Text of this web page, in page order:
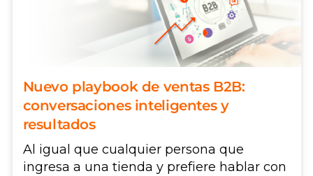
Nuevo playbook de ventas B2B:
conversaciones inteligentes y
resultados
Al igual que cualquier persona que
ingresa a una tienda y prefiere hablar con